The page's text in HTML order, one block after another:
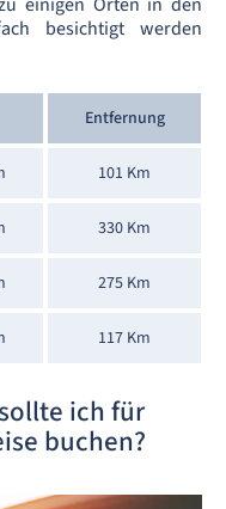
besichtigt werden
Entfernung
101 Km
330 Km
275 Km
117 Km
ich für
buchen?